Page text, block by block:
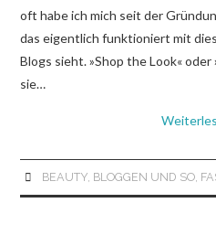
oft habe ich mich seit der
das eigentlich funktioniert mit
Blogs sieht. »Shop the Look«
sie…
BEAUTY, BLOGGEN UND SO,